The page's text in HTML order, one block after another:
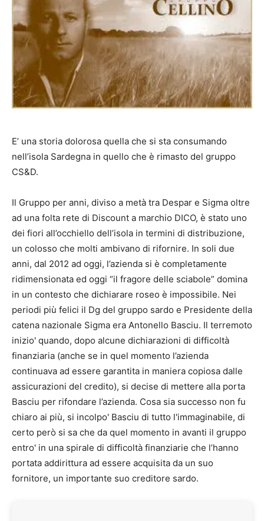
E’ una storia dolorosa quella che si sta consumando
nell’isola Sardegna in quello che è rimasto del gruppo
CS&D.
Il Gruppo per anni, diviso a metà tra Despar e Sigma oltre
ad una folta rete di Discount a marchio DICO, è stato uno
dei fiori all’occhiello dell’isola in termini di distribuzione,
un colosso che molti ambivano di rifornire. In soli due
anni, dal 2012 ad oggi, l’azienda si è completamente
ridimensionata ed oggi “il fragore delle sciabole” domina
in un contesto che dichiarare roseo è impossibile. Nei
periodi più felici il Dg del gruppo sardo e Presidente della
catena nazionale Sigma era Antonello Basciu. Il terremoto
inizio' quando, dopo alcune dichiarazioni di difficoltà
finanziaria (anche se in quel momento l’azienda
continuava ad essere garantita in maniera copiosa dalle
assicurazioni del credito), si decise di mettere alla porta
Basciu per rifondare l’azienda. Cosa sia successo non fu
chiaro ai più, si incolpo' Basciu di tutto l'immaginabile, di
certo però si sa che da quel momento in avanti il gruppo
entro' in una spirale di difficoltà finanziarie che l’hanno
portata addirittura ad essere acquisita da un suo
fornitore, un importante suo creditore sardo.